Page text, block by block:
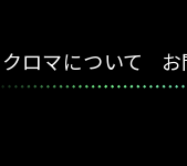
クロマについて